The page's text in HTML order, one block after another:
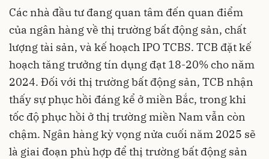
Các nhà đầu tư đang quan tâm đến quan điểm
của ngân hàng về thị trường bất động sản, chất
lượng tài sản, và kế hoạch IPO TCBS. TCB đặt kế
hoạch tăng trưởng tín dụng đạt 18-20% cho năm
2024. Đối với thị trường bất động sản, TCB nhận
thấy sự phục hồi đáng kể ở miền Bắc, trong khi
tốc độ phục hồi ở thị trường miền Nam vẫn còn
chậm. Ngân hàng kỳ vọng nửa cuối năm 2025 sẽ
là giai đoạn phù hợp để thị trường bất động sản